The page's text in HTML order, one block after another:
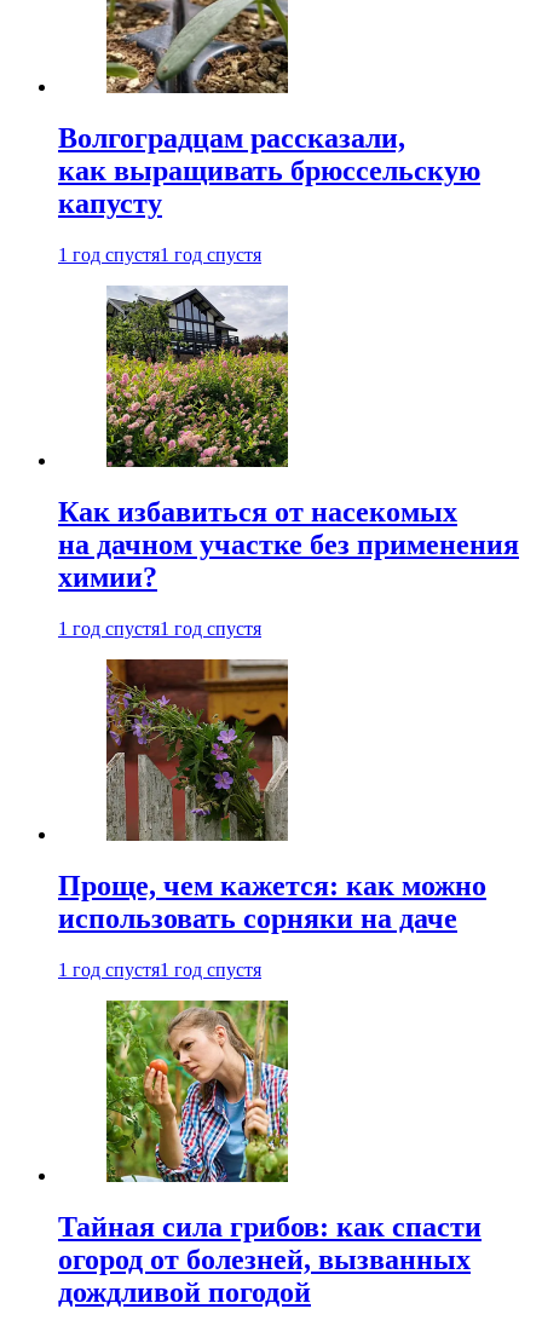
Волгоградцам рассказали,
как выращивать брюссельскую
капусту
1 год спустя1 год спустя
Как избавиться от насекомых
на дачном участке без применения
химии?
1 год спустя1 год спустя
Проще, чем кажется: как можно
использовать сорняки на даче
1 год спустя1 год спустя
Тайная сила грибов: как спасти
огород от болезней, вызванных
дождливой погодой